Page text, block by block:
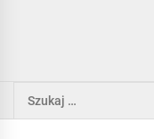
Szukaj: